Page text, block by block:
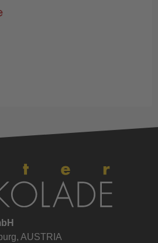
AUSTRIA